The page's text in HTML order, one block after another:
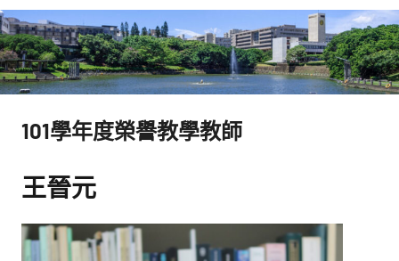
立
陽
明
交
通
學
發
展
Ming
Chiao
Tung
University
101學年度榮譽教學教師
王晉元